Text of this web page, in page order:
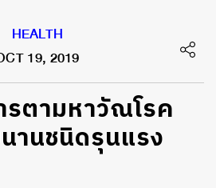
HEALTH
19, 2019
รตามหาวัณโรค
านชนิดรุนแรง